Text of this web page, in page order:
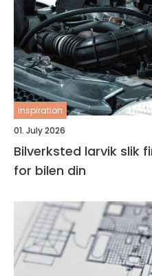
inspiration
01. July 2026
Bilverksted larvik slik finner du riktig verksted
for bilen din